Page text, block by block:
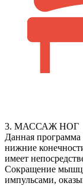
3. МАССАЖ НОГ
Данная программа
нижние
имеет
Сокращение
импульсами,